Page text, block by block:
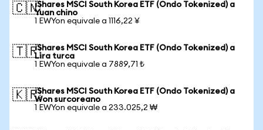
🇨🇳iShares MSCI South Korea ETF (Ondo Tokenized) a
Yuan chino
1 EWYon equivale a 1116,22 ¥
🇹🇷iShares MSCI South Korea ETF (Ondo Tokenized) a
Lira turca
1 EWYon equivale a 7889,71 ₺
🇰🇷iShares MSCI South Korea ETF (Ondo Tokenized) a
Won surcoreano
1 EWYon equivale a 233.025,2 ₩